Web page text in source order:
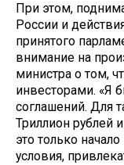
При этом,
России и
принятого
внимание на
министра о том,
инвесторами. «Я
соглашений. Для
Триллион рублей
это только
условия,